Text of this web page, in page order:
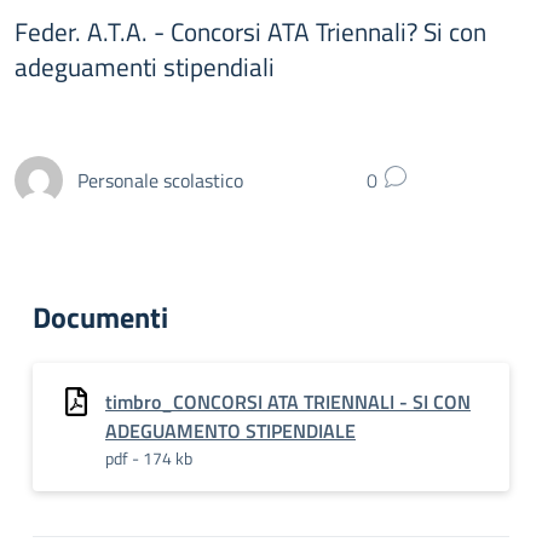
Feder. A.T.A. - Concorsi ATA Triennali? Si con
adeguamenti stipendiali
Personale scolastico 0
Documenti
timbro_CONCORSI ATA TRIENNALI - SI CON
ADEGUAMENTO STIPENDIALE
pdf - 174 kb